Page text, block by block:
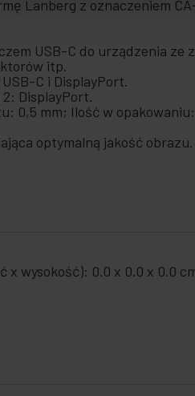
Lanberg z oznaczeniem
USB-C do urządzenia ze
itp.
C i DisplayPort.
2: DisplayPort.
0,5 mm; Ilość w
optymalną jakość obrazu.
x wysokość): 0.0 x 0.0 x 0.0